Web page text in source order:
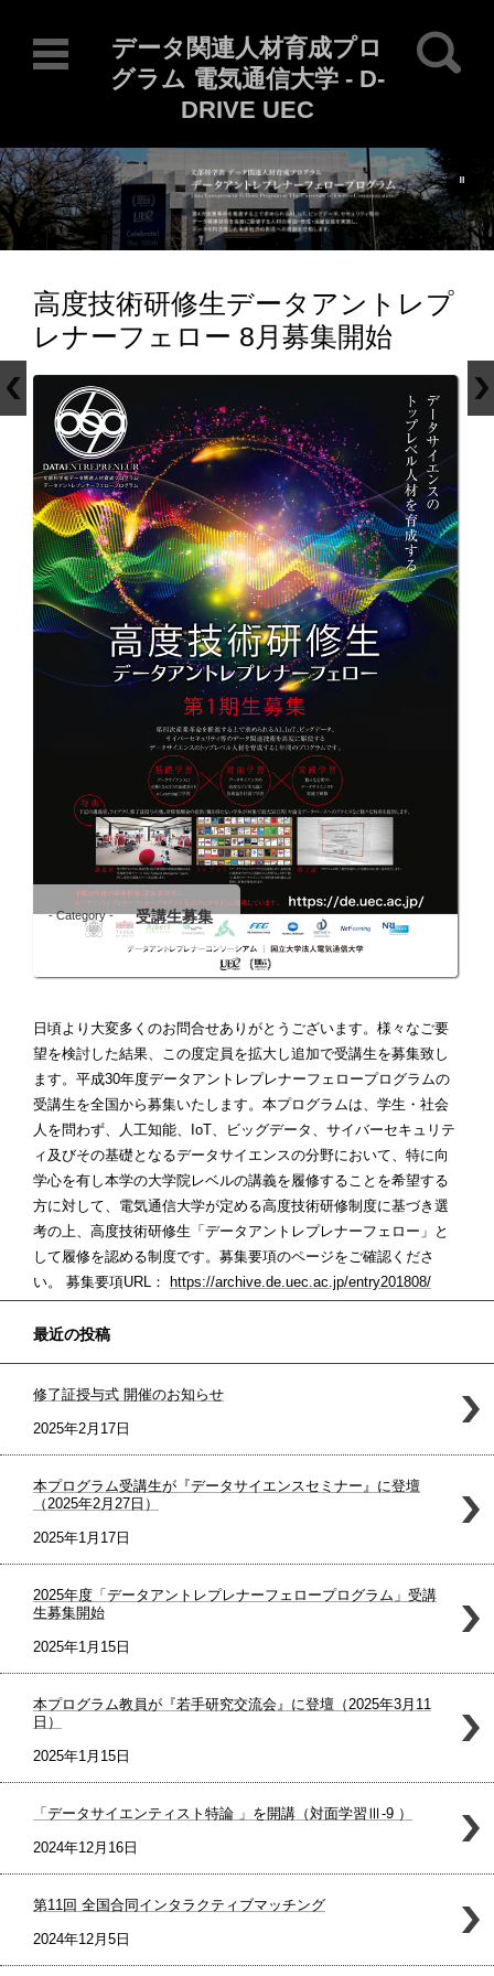
データ関連人材育成プロ
グラム 電気通信大学 - D-
DRIVE UEC
検索:
コンテンツに移動
高度技術研修生データアントレプ
レナーフェロー 8月募集開始
- Category - 受講生募集
日頃より大変多くのお問合せありがとうございます。様々なご要
望を検討した結果、この度定員を拡大し追加で受講生を募集致し
ます。平成30年度データアントレプレナーフェロープログラムの
受講生を全国から募集いたします。本プログラムは、学生・社会
人を問わず、人工知能、IoT、ビッグデータ、サイバーセキュリテ
ィ及びその基礎となるデータサイエンスの分野において、特に向
学心を有し本学の大学院レベルの講義を履修することを希望する
方に対して、電気通信大学が定める高度技術研修制度に基づき選
考の上、高度技術研修生「データアントレプレナーフェロー」と
して履修を認める制度です。募集要項のページをご確認くださ
い。 募集要項URL：
https://archive.de.uec.ac.jp/entry201808/
最近の投稿
修了証授与式 開催のお知らせ
2025年2月17日
本プログラム受講生が『データサイエンスセミナー』に登壇
（2025年2月27日）
2025年1月17日
2025年度「データアントレプレナーフェロープログラム」受講
生募集開始
2025年1月15日
本プログラム教員が『若手研究交流会』に登壇（2025年3月11
日）
2025年1月15日
「データサイエンティスト特論 」を開講（対面学習Ⅲ-9 ）
2024年12月16日
第11回 全国合同インタラクティブマッチング
2024年12月5日